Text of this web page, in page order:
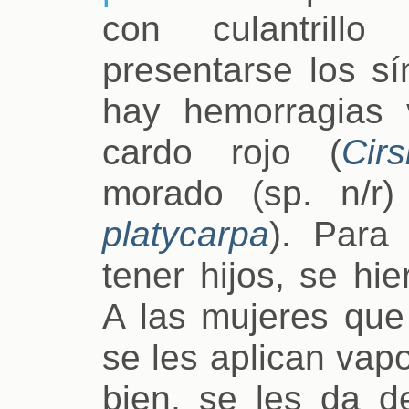
con culantrillo
presentarse los
hay
cardo rojo (
morado (sp. n/
platycarpa). Para
tener hijos, se
A las mujeres
se les aplican
bien, se les da